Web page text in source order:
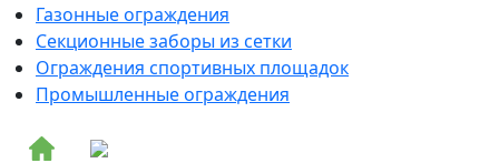
Газонные ограждения
Секционные заборы из сетки
Ограждения спортивных площадок
Промышленные ограждения